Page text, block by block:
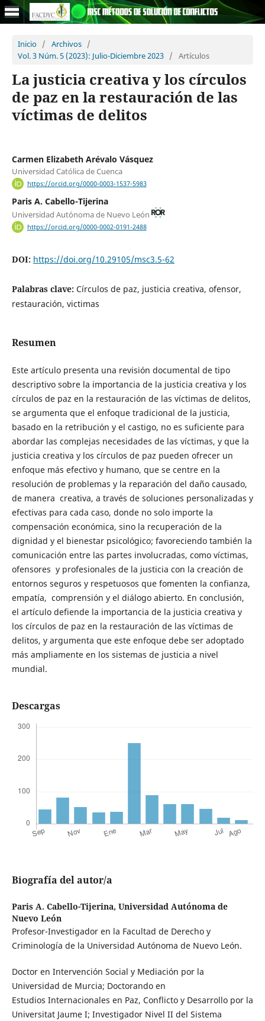
Inicio / Archivos /
Vol. 3 Núm. 5 (2023): Julio-Diciembre 2023 / Artículos
La justicia creativa y los círculos
de paz en la restauración de las
víctimas de delitos
Carmen Elizabeth Arévalo Vásquez
Universidad Católica de Cuenca
https://orcid.org/0000-0003-1537-5983
Paris A. Cabello-Tijerina
Universidad Autónoma de Nuevo León
https://orcid.org/0000-0002-0191-2488
DOI: https://doi.org/10.29105/msc3.5-62
Palabras clave: Círculos de paz, justicia creativa, ofensor,
restauración, victimas
Resumen
Este artículo presenta una revisión documental de tipo
descriptivo sobre la importancia de la justicia creativa y los
círculos de paz en la restauración de las víctimas de delitos,
se argumenta que el enfoque tradicional de la justicia,
basado en la retribución y el castigo, no es suficiente para
abordar las complejas necesidades de las víctimas, y que la
justicia creativa y los círculos de paz pueden ofrecer un
enfoque más efectivo y humano, que se centre en la
resolución de problemas y la reparación del daño causado,
de manera creativa, a través de soluciones personalizadas y
efectivas para cada caso, donde no solo importe la
compensación económica, sino la recuperación de la
dignidad y el bienestar psicológico; favoreciendo también la
comunicación entre las partes involucradas, como víctimas,
ofensores y profesionales de la justicia con la creación de
entornos seguros y respetuosos que fomenten la confianza,
empatía, comprensión y el diálogo abierto. En conclusión,
el artículo defiende la importancia de la justicia creativa y
los círculos de paz en la restauración de las víctimas de
delitos, y argumenta que este enfoque debe ser adoptado
más ampliamente en los sistemas de justicia a nivel
mundial.
Descargas
Biografía del autor/a
Paris A. Cabello-Tijerina, Universidad Autónoma de
Nuevo León
Profesor-Investigador en la Facultad de Derecho y
Criminología de la Universidad Autónoma de Nuevo León.
Doctor en Intervención Social y Mediación por la
Universidad de Murcia; Doctorando en
Estudios Internacionales en Paz, Conflicto y Desarrollo por la
Universitat Jaume I; Investigador Nivel II del Sistema